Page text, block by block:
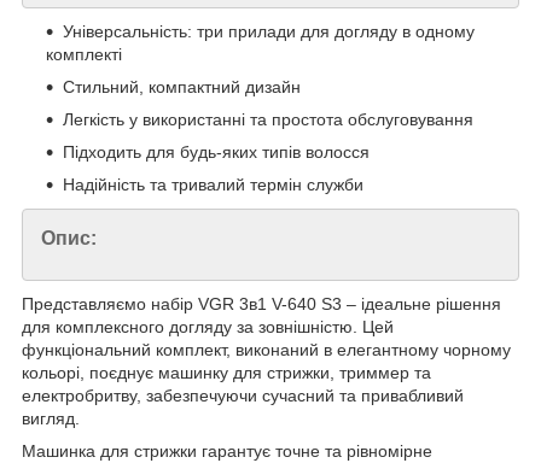
Універсальність: три прилади для догляду в одному
комплекті
Стильний, компактний дизайн
Легкість у використанні та простота обслуговування
Підходить для будь-яких типів волосся
Надійність та тривалий термін служби
Опис:
Представляємо набір VGR 3в1 V-640 S3 – ідеальне рішення
для комплексного догляду за зовнішністю. Цей
функціональний комплект, виконаний в елегантному чорному
кольорі, поєднує машинку для стрижки, триммер та
електробритву, забезпечуючи сучасний та привабливий
вигляд.
Машинка для стрижки гарантує точне та рівномірне